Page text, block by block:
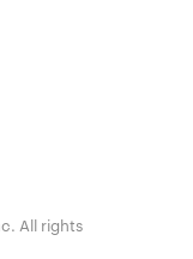
All rights